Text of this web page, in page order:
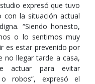
expresó que tuvo
la situación actual
“Siendo honesto,
o lo sentimos muy
es estar prevenido por
no llegar tarde a casa,
actuar para evitar
robos”, expresó el